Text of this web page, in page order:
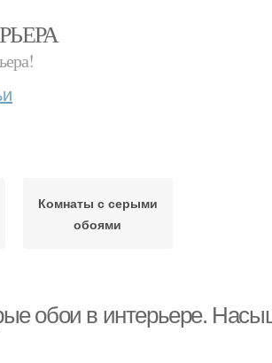
Комнаты с серыми
обоями
обои в интерьере.